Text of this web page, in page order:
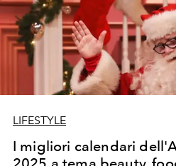
LIFESTYLE
I migliori calendari